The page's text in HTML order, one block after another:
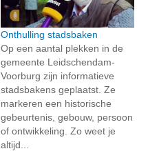
Onthulling stadsbaken
Op een aantal plekken in de
gemeente Leidschendam-
Voorburg zijn informatieve
stadsbakens geplaatst. Ze
markeren een historische
gebeurtenis, gebouw, persoon
of ontwikkeling. Zo weet je
altijd...